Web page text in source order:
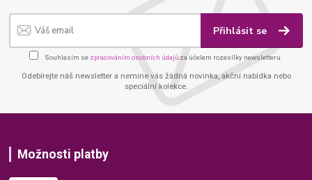
Přihlásit se
Souhlasím se zpracováním osobních údajů za účelem rozesílky newsletteru.
Odebírejte náš newsletter a nemine vás žádná novinka, akční nabídka nebo
speciální kolekce.
Možnosti platby